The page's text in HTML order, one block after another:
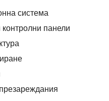
система
панели